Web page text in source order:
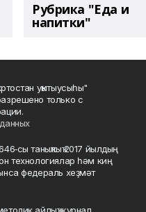
Рубрика "Еда и
напитки"
уҡытыусыһы"
только с
таныҡлыҡ 2017 йылдың
технологиялар һәм киң
федераль хеҙмәт